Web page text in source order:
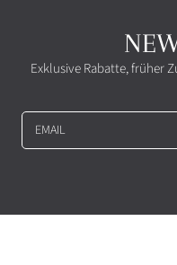
Exklusive Rabatte, früher
EMAIL